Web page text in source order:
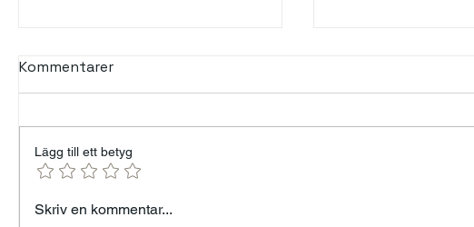
Min års resa — från 96 kg
Kommentarer
Lägg till ett betyg
Skriv en kommentar...